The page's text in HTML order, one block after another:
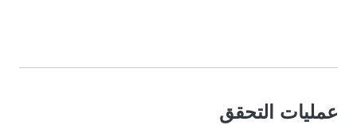
عمليات التحقق